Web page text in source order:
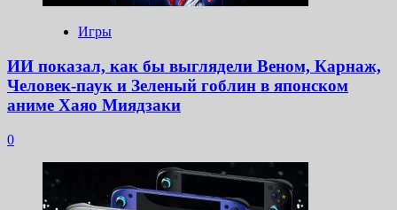
Игры
ИИ показал, как бы выглядели Веном, Карнаж,
Человек-паук и Зеленый гоблин в японском
аниме Хаяо Миядзаки
0